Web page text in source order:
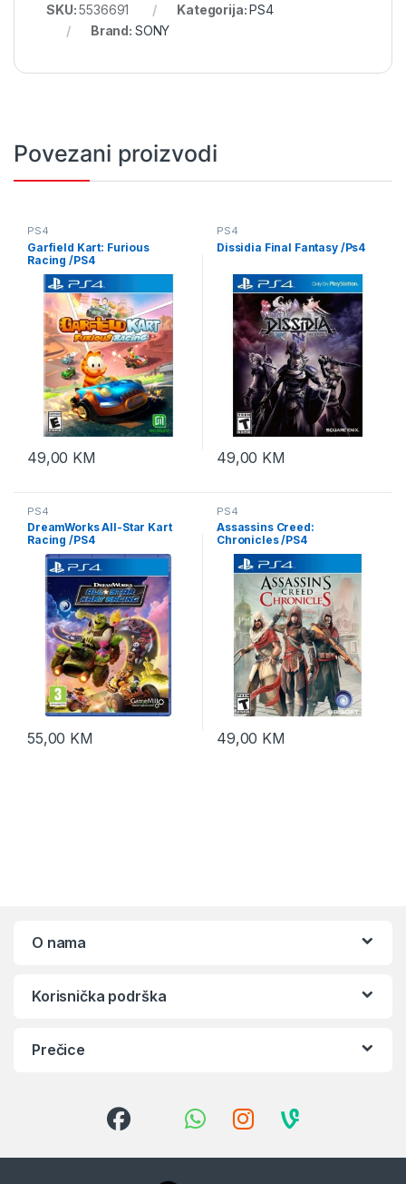
SKU:5536691 Kategorija:PS4
Brand: SONY
Povezani proizvodi
PS4
Garfield Kart: Furious
Racing /PS4
49,00 KM
PS4
Dissidia Final Fantasy /Ps4
49,00 KM
PS4
DreamWorks All-Star Kart
Racing /PS4
55,00 KM
PS4
Assassins Creed:
Chronicles /PS4
49,00 KM
O nama
Korisnička podrška
Prečice